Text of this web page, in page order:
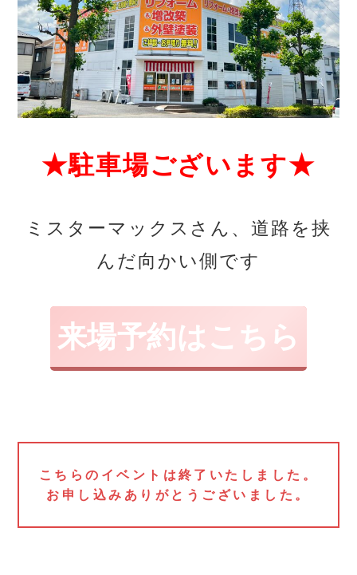
★駐車場ございます★
ミスターマックスさん、道路を挟
んだ向かい側です
来場予約はこちら
こちらのイベントは終了いたしました。
お申し込みありがとうございました。